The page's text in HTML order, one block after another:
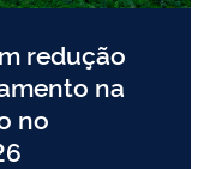
redução
na
no